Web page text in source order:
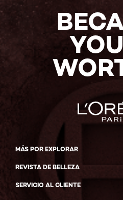
MÁS POR EXPLORAR
REVISTA DE BELLEZA
SERVICIO AL CLIENTE